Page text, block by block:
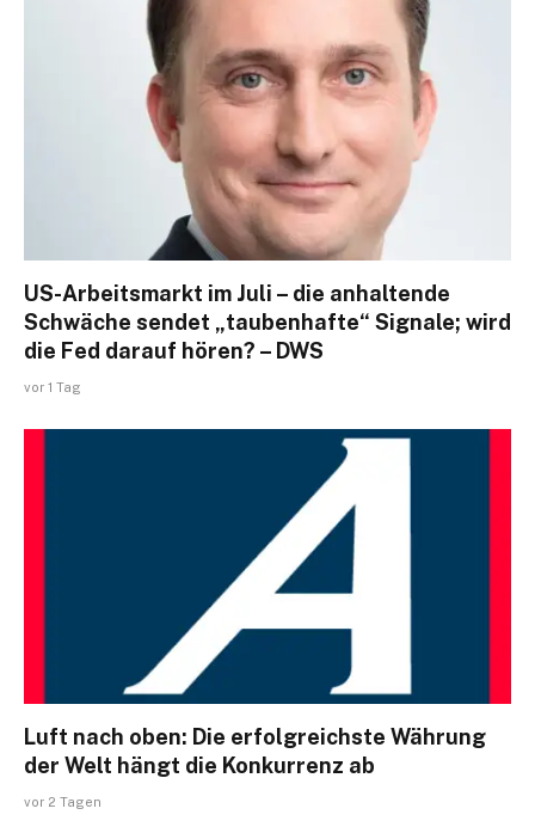
US-Arbeitsmarkt im Juli – die anhaltende
Schwäche sendet „taubenhafte“ Signale; wird
die Fed darauf hören? – DWS
vor 1 Tag
Luft nach oben: Die erfolgreichste Währung
der Welt hängt die Konkurrenz ab
vor 2 Tagen